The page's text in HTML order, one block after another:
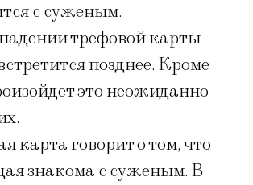
с суженым.
трефовой карты
позднее. Кроме
это неожиданно
карта говорит о том, что
знакома с суженым. В